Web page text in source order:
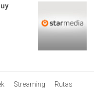
Streaming
Rutas